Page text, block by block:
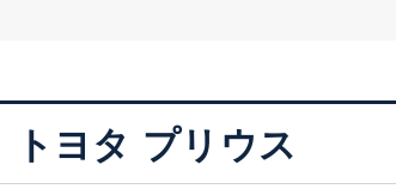
トヨタ プリウス